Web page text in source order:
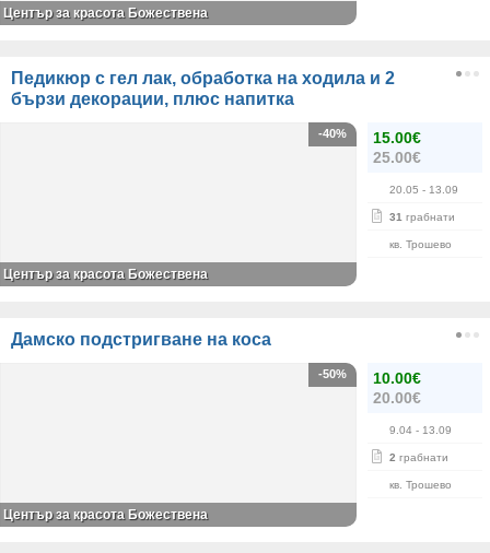
Център за красота Божествена
Педикюр с гел лак, обработка на ходила и 2
бързи декорации, плюс напитка
15.00€
25.00€
20.05 - 13.09
31 грабнати
кв. Трошево
-40%
Център за красота Божествена
Дамско подстригване на коса
10.00€
20.00€
9.04 - 13.09
2 грабнати
кв. Трошево
-50%
Център за красота Божествена